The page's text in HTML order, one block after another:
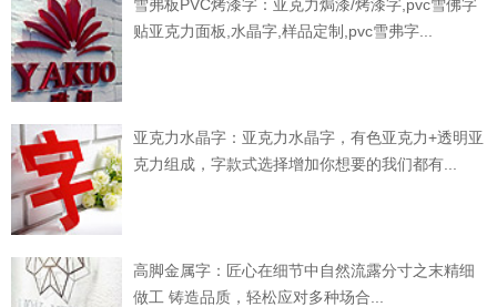
雪弗板PVC烤漆字：亚克力焗漆/烤漆字,pvc雪佛字
贴亚克力面板,水晶字,样品定制,pvc雪弗字...
亚克力水晶字：亚克力水晶字，有色亚克力+透明亚
克力组成，字款式选择增加你想要的我们都有...
高脚金属字：匠心在细节中自然流露分寸之末精细
做工 铸造品质，轻松应对多种场合...